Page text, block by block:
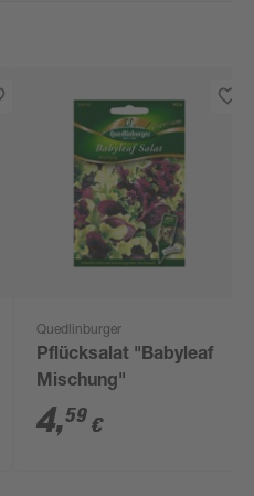
Quedlinburger
Pflücksalat "Babyleaf
Mischung"
4,59 €